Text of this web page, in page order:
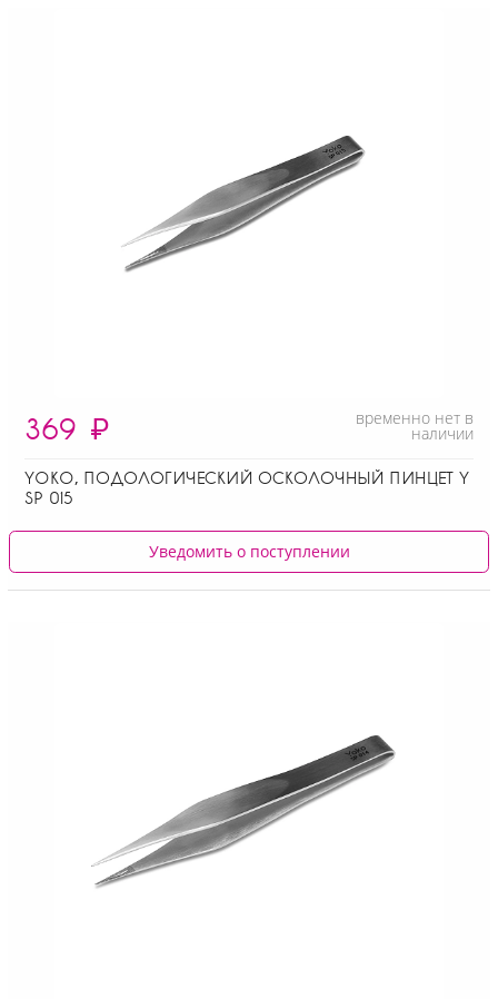
369 ₽ временно нет в
наличии
YOKO, ПОДОЛОГИЧЕСКИЙ ОСКОЛОЧНЫЙ ПИНЦЕТ Y
SP 015
Уведомить о поступлении